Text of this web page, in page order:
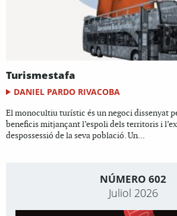
Turismestafa
DANIEL PARDO RIVACOBA
El monocultiu turístic és un negoci dissenyat
beneficis mitjançant l’espoli dels territoris i
despossessió de la seva població. Un...
NÚMERO 602
Juliol 2026